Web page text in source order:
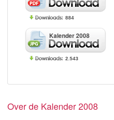
884
Kalender 2008
2.543
Over de Kalender 2008